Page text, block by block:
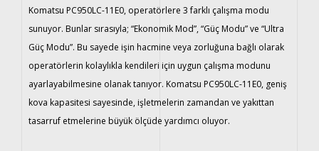
Komatsu PC950LC-11E0, operatörlere 3 farklı çalışma modu
sunuyor. Bunlar sırasıyla; “Ekonomik Mod”, “Güç Modu” ve “Ultra
Güç Modu”. Bu sayede işin hacmine veya zorluğuna bağlı olarak
operatörlerin kolaylıkla kendileri için uygun çalışma modunu
ayarlayabilmesine olanak tanıyor. Komatsu PC950LC-11E0, geniş
kova kapasitesi sayesinde, işletmelerin zamandan ve yakıttan
tasarruf etmelerine büyük ölçüde yardımcı oluyor.